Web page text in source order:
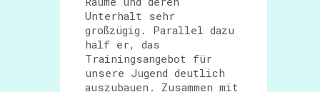
Unterhalt sehr
großzügig. Parallel dazu
half er, das
Trainingsangebot für
unsere Jugend deutlich
auszubauen. Zusammen mit